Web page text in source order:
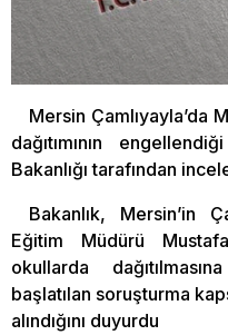
Mersin Çamlıyayla’da
dağıtımının
Bakanlığı tarafından
Bakanlık, Mersin’in
Eğitim Müdürü
okullarda
başlatılan soruşturma
alındığını duyurdu